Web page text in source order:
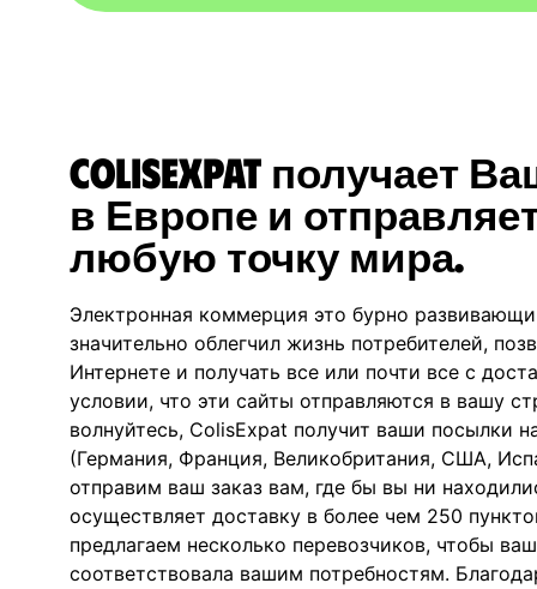
ColisExpat получает
в Европе и
любую точку мира.
Электронная коммерция это бурно
значительно облегчил жизнь потребителей,
Интернете и получать все или почти все с
условии, что эти сайты отправляются в вашу
волнуйтесь, ColisExpat получит ваши посылки
(Германия, Франция, Великобритания, США,
отправим ваш заказ вам, где бы вы ни
осуществляет доставку в более чем 250
предлагаем несколько перевозчиков, чтобы
соответствовала вашим потребностям.